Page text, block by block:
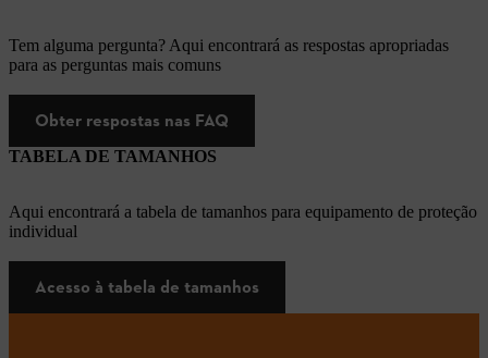
Tem alguma pergunta? Aqui encontrará as respostas apropriadas
para as perguntas mais comuns
Obter respostas nas FAQ
TABELA DE TAMANHOS
Aqui encontrará a tabela de tamanhos para equipamento de proteção
individual
Acesso à tabela de tamanhos